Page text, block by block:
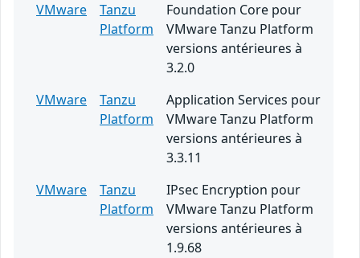
VMware
Tanzu
Platform
Foundation Core pour
VMware Tanzu Platform
versions antérieures à
3.2.0
VMware
Tanzu
Platform
Application Services pour
VMware Tanzu Platform
versions antérieures à
3.3.11
VMware
Tanzu
Platform
IPsec Encryption pour
VMware Tanzu Platform
versions antérieures à
1.9.68